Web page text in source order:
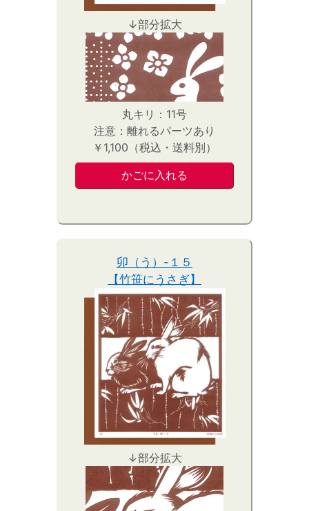
↓部分拡大
丸キリ：11号
注意：離れるパーツあり
￥1,100（税込・送料別）
卯（う）-１５
【竹笹にうさぎ】
↓部分拡大